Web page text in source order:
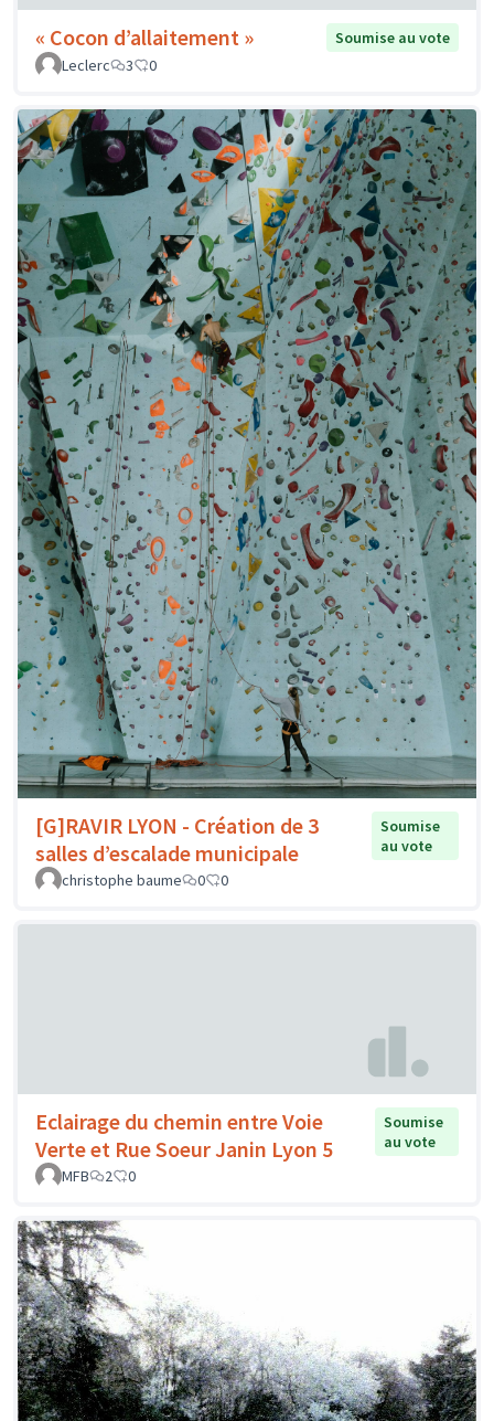
« Cocon d’allaitement »
Soumise au vote
Leclerc
3 0
[G]RAVIR LYON - Création de 3
salles d’escalade municipale
Soumise
au vote
christophe baume
0 0
Eclairage du chemin entre Voie
Verte et Rue Soeur Janin Lyon 5
Soumise
au vote
MFB
2 0